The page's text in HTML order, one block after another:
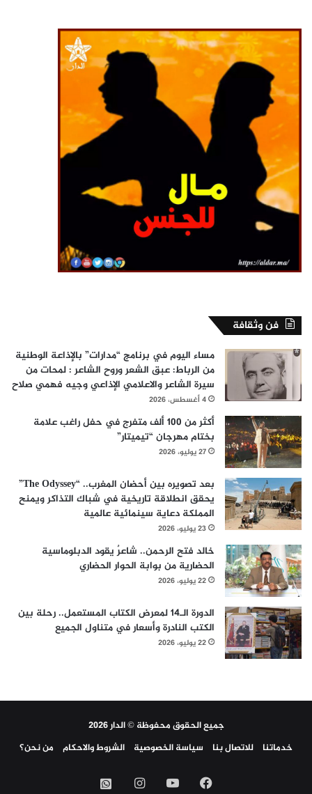
فن وثقافة
مساء اليوم في برنامج “مدارات” بالإذاعة الوطنية
من الرباط: عبق الشعر وروح الشاعر : لمحات من
سيرة الشاعر والاعلامي الإذاعي وجيه فهمي صلاح
4 أغسطس، 2026
أكثر من 100 ألف متفرج في حفل راغب علامة
بختام مهرجان “تيميتار”
27 يوليو، 2026
بعد تصويره بين أحضان المغرب.. “The Odyssey”
يحقق انطلاقة تاريخية في شباك التذاكر ويمنح
المملكة دعاية سينمائية عالمية
23 يوليو، 2026
خالد فتح الرحمن.. شاعرٌ يقود الدبلوماسية
الحضارية من بوابة الحوار الحضاري
22 يوليو، 2026
الدورة الـ14 لمعرض الكتاب المستعمل.. رحلة بين
الكتب النادرة وأسعار في متناول الجميع
22 يوليو، 2026
جميع الحقوق محفوظة © الدار 2026
خدماتنا
للاتصال بنا سياسة الخصوصية الشروط والاحكام من نحن؟
فيسبوك‫YouTubeانستقرامواتساب